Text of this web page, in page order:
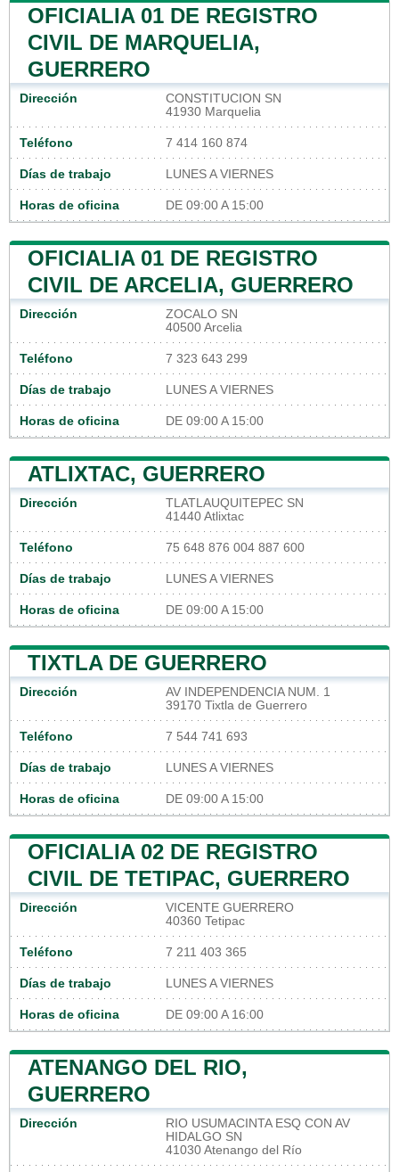
OFICIALIA 01 DE REGISTRO
CIVIL DE MARQUELIA,
GUERRERO
Dirección
CONSTITUCION SN
41930 Marquelia
Teléfono 7 414 160 874
Días de trabajo LUNES A VIERNES
Horas de oficina DE 09:00 A 15:00
OFICIALIA 01 DE REGISTRO
CIVIL DE ARCELIA, GUERRERO
Dirección
ZOCALO SN
40500 Arcelia
Teléfono 7 323 643 299
Días de trabajo LUNES A VIERNES
Horas de oficina DE 09:00 A 15:00
ATLIXTAC, GUERRERO
Dirección
TLATLAUQUITEPEC SN
41440 Atlixtac
Teléfono 75 648 876 004 887 600
Días de trabajo LUNES A VIERNES
Horas de oficina DE 09:00 A 15:00
TIXTLA DE GUERRERO
Dirección
AV INDEPENDENCIA NUM. 1
39170 Tixtla de Guerrero
Teléfono 7 544 741 693
Días de trabajo LUNES A VIERNES
Horas de oficina DE 09:00 A 15:00
OFICIALIA 02 DE REGISTRO
CIVIL DE TETIPAC, GUERRERO
Dirección
VICENTE GUERRERO
40360 Tetipac
Teléfono 7 211 403 365
Días de trabajo LUNES A VIERNES
Horas de oficina DE 09:00 A 16:00
ATENANGO DEL RIO,
GUERRERO
Dirección
RIO USUMACINTA ESQ CON AV
HIDALGO SN
41030 Atenango del Río